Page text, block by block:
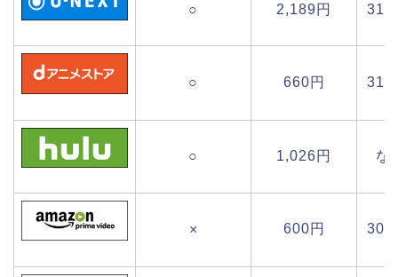
○ 2,189円 31
○ 660円 31
○ 1,026円 な
× 600円 30